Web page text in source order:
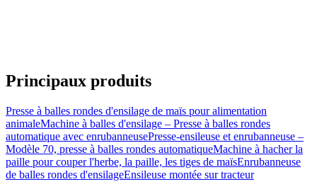
Principaux produits
Presse à balles rondes d'ensilage de maïs pour alimentation
animaleMachine à balles d'ensilage – Presse à balles rondes
automatique avec enrubanneusePresse-ensileuse et enrubanneuse –
Modèle 70, presse à balles rondes automatiqueMachine à hacher la
paille pour couper l'herbe, la paille, les tiges de maïsEnrubanneuse
de balles rondes d'ensilageEnsileuse montée sur tracteur